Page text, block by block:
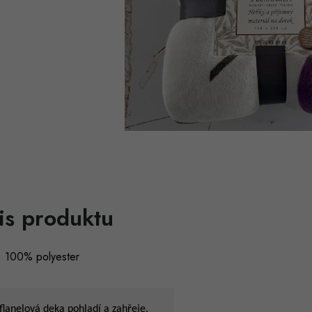
produktu
100% polyester
deka pohladí a zahřeje.